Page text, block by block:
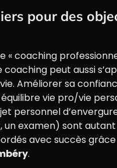
pour des
« coaching
coaching peut aussi
Améliorer sa
vie pro/vie
personnel
examen) sont autant
avec succès
.